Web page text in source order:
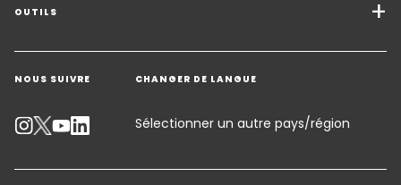
Solutions de Fret
Entreposage - Logistique à valeur ajoutée
Secteurs d'activité
OUTILS
Demander un devis
Contacter un expert
Suivre un envoi
NOUS SUIVRE CHANGER DE LANGUE
Sélectionner un autre pays/région